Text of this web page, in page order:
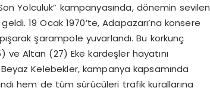
Yolculuk” kampanyasında, dönemin sevilen
19 Ocak 1970’te, Adapazarı’na konsere
şarampole yuvarlandı. Bu korkunç
Altan (27) Eke kardeşler hayatını
Kelebekler, kampanya kapsamında
hem de tüm sürücüleri trafik kurallarına